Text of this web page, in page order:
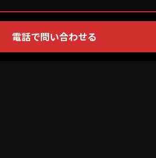
電話で問い合わせる